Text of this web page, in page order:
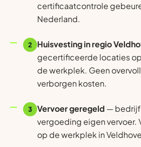
certificaatcontrole
Nederland.
2 Huisvesting in regio
gecertificeerde locaties
de werkplek. Geen
verborgen kosten.
3 Vervoer geregeld —
vergoeding eigen vervoer.
op de werkplek in